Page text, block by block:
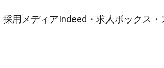
採用メディアIndeed・求人ボックス